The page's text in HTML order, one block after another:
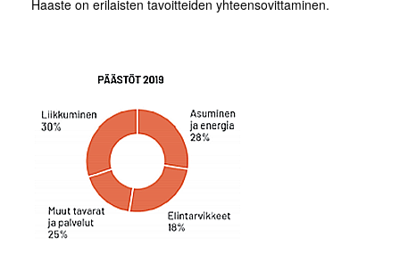
Haaste on erilaisten tavoitteiden yhteensovittaminen.